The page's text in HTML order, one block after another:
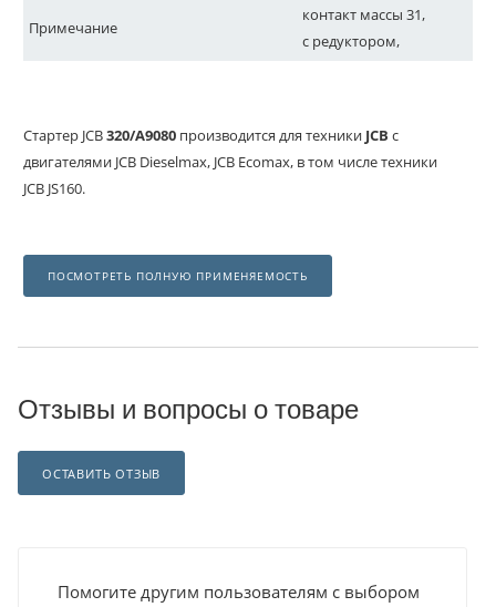
Примечание
контакт массы 31,
с редуктором,
Стартер JCB320/A9080 производится для техники JCB с
двигателями JCB Dieselmax, JCB Ecomax, в том числе техники
JCB JS160.
ПОСМОТРЕТЬ ПОЛНУЮ ПРИМЕНЯЕМОСТЬ
Отзывы и вопросы о товаре
ОСТАВИТЬ ОТЗЫВ
Помогите другим пользователям с выбором